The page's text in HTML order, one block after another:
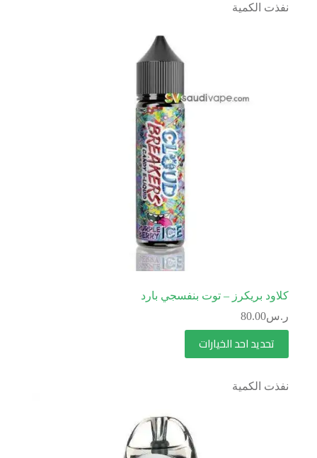
نفذت الكمية
كلاود بريكرز – توت بنفسجي بارد
ر.س80.00
تحديد احد الخيارات
نفذت الكمية